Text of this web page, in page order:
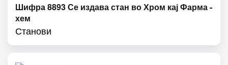
Шифра 8893 Се издава стан во Хром кај Фарма -
хем
Станови